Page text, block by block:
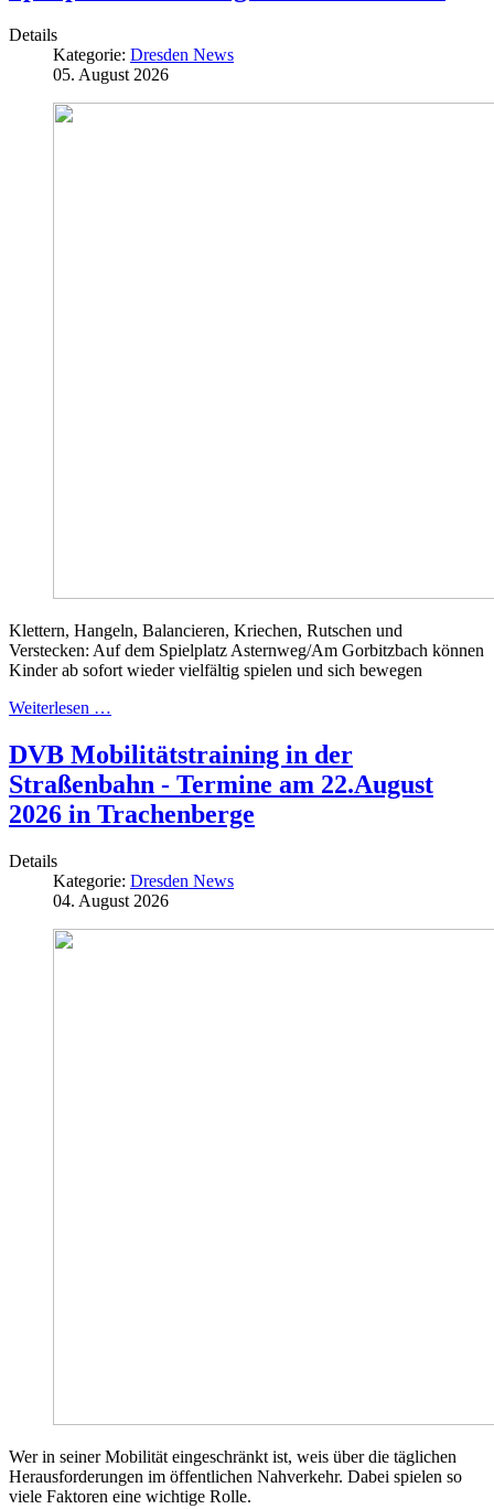
Details
Kategorie: Dresden News
05. August 2026
Klettern, Hangeln, Balancieren, Kriechen, Rutschen und
Verstecken: Auf dem Spielplatz Asternweg/Am Gorbitzbach können
Kinder ab sofort wieder vielfältig spielen und sich bewegen
Weiterlesen …
DVB Mobilitätstraining in der
Straßenbahn - Termine am 22.August
2026 in Trachenberge
Details
Kategorie: Dresden News
04. August 2026
Wer in seiner Mobilität eingeschränkt ist, weis über die täglichen
Herausforderungen im öffentlichen Nahverkehr. Dabei spielen so
viele Faktoren eine wichtige Rolle.